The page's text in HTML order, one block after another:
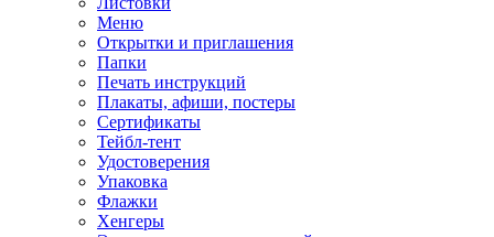
Меню
Открытки и приглашения
Папки
Печать инструкций
Плакаты, афиши, постеры
Сертификаты
Тейбл-тент
Удостоверения
Упаковка
Флажки
Хенгеры